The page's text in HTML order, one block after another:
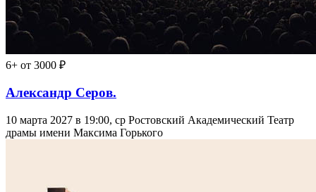
6+ от 3000 ₽
Александр Серов.
10 марта 2027 в 19:00, ср Ростовский Академический Театр
драмы имени Максима Горького